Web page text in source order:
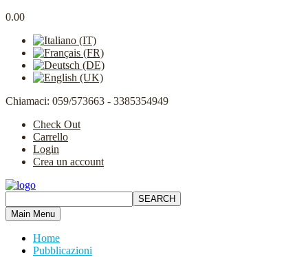
0.00
Chiamaci: 059/573663 - 3385354949
Check Out
Carrello
Login
Crea un account
Main Menu
Home
Pubblicazioni